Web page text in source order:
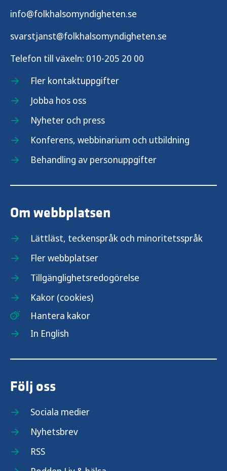
info@folkhalsomyndigheten.se
svarstjanst@folkhalsomyndigheten.se
Telefon till växeln: 010-205 20 00
Fler kontaktuppgifter
Jobba hos oss
Nyheter och press
Konferens, webbinarium och utbildning
Behandling av personuppgifter
Om webbplatsen
Lättläst, teckenspråk och minoritetsspråk
Fler webbplatser
Tillgänglighetsredogörelse
Kakor (cookies)
Hantera kakor
In English
Följ oss
Sociala medier
Nyhetsbrev
RSS